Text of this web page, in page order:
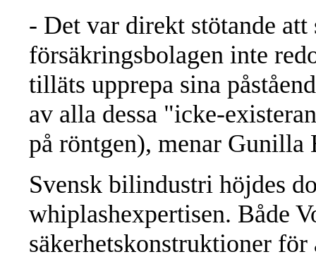
- Det var direkt stötande
försäkringsbolagen inte
tilläts upprepa sina
av alla dessa "icke-
på röntgen), menar Gunilla
Svensk bilindustri höjdes
whiplashexpertisen. Både
säkerhetskonstruktioner